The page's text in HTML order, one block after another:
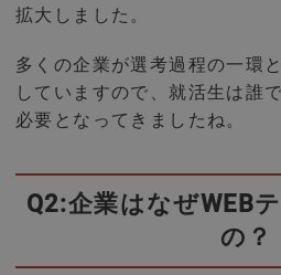
拡大しました。
多くの企業が選考過程の一環
していますので、就活生は誰
必要となってきましたね。
Q2:企業はなぜWEB
の？